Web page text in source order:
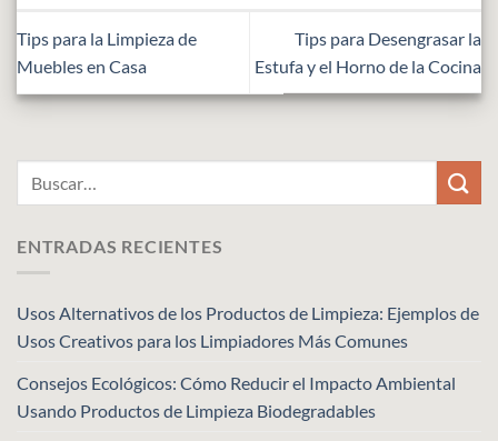
Tips para la Limpieza de
Muebles en Casa
Tips para Desengrasar la
Estufa y el Horno de la Cocina
ENTRADAS RECIENTES
Usos Alternativos de los Productos de Limpieza: Ejemplos de
Usos Creativos para los Limpiadores Más Comunes
Consejos Ecológicos: Cómo Reducir el Impacto Ambiental
Usando Productos de Limpieza Biodegradables